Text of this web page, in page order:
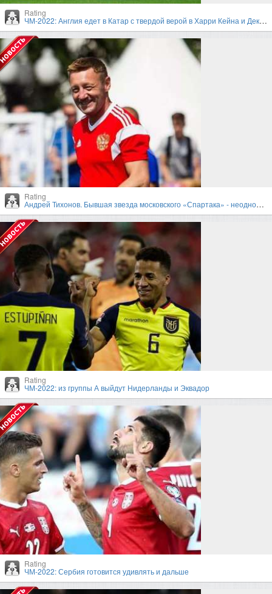
Rating
ЧМ-2022: Англия едет в Катар с твердой верой в Харри Кейна и Деклана Райса
Rating
Андрей Тихонов. Бывшая звезда московского «Спартака» - неоднозначный тренер
Rating
ЧМ-2022: из группы А выйдут Нидерланды и Эквадор
Rating
ЧМ-2022: Сербия готовится удивлять и дальше